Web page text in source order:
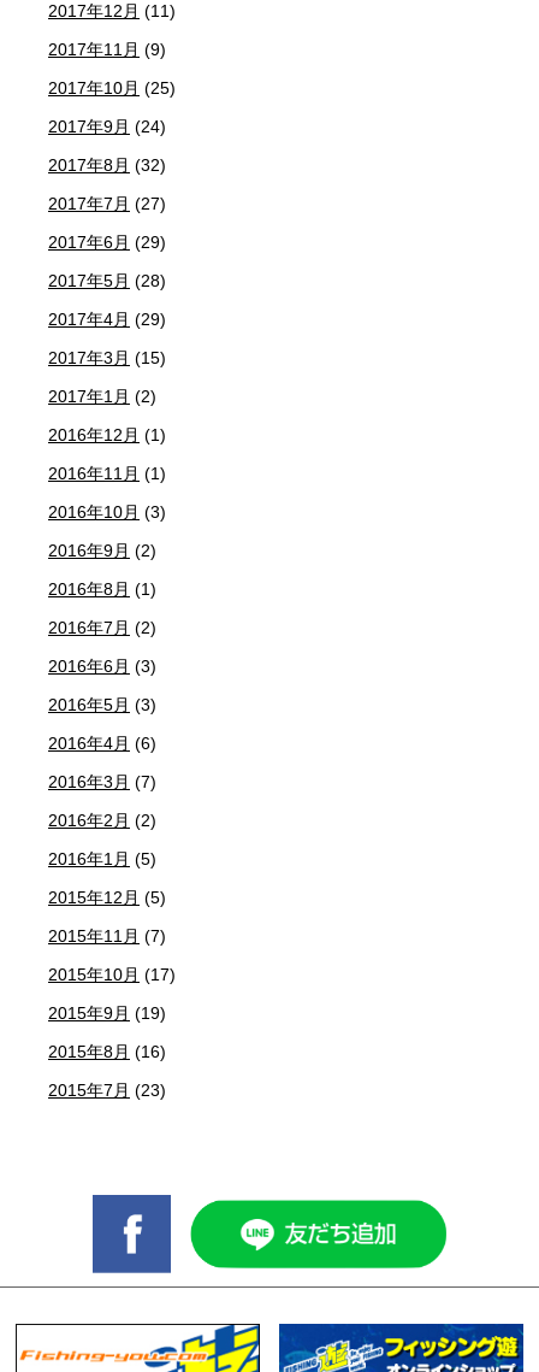
2017年12月 (11)
2017年11月 (9)
2017年10月 (25)
2017年9月 (24)
2017年8月 (32)
2017年7月 (27)
2017年6月 (29)
2017年5月 (28)
2017年4月 (29)
2017年3月 (15)
2017年1月 (2)
2016年12月 (1)
2016年11月 (1)
2016年10月 (3)
2016年9月 (2)
2016年8月 (1)
2016年7月 (2)
2016年6月 (3)
2016年5月 (3)
2016年4月 (6)
2016年3月 (7)
2016年2月 (2)
2016年1月 (5)
2015年12月 (5)
2015年11月 (7)
2015年10月 (17)
2015年9月 (19)
2015年8月 (16)
2015年7月 (23)